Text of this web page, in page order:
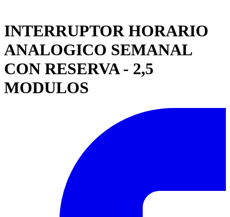
INTERRUPTOR HORARIO
ANALOGICO SEMANAL
CON RESERVA - 2,5
MODULOS